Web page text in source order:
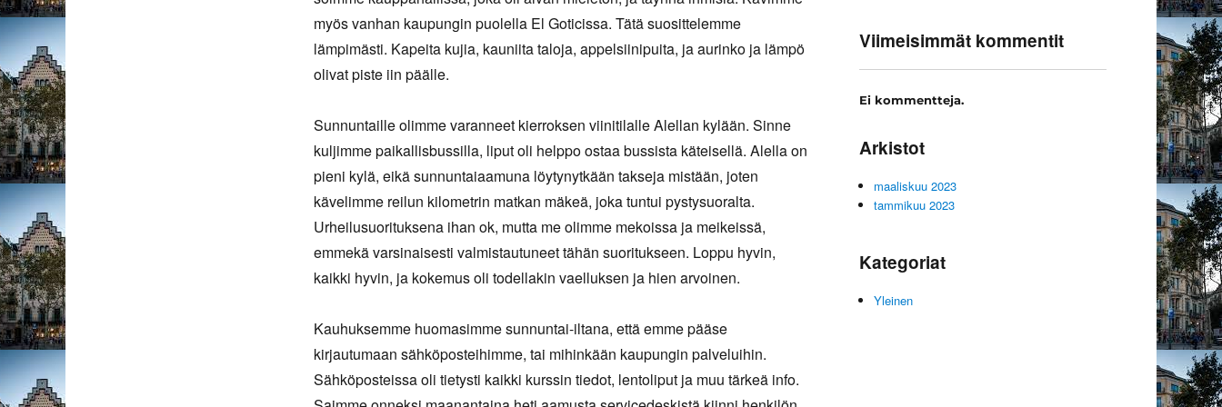
myös vanhan kaupungin puolella El Goticissa. Tätä suosittelemme
lämpimästi. Kapeita kujia, kauniita taloja, appelsiinipuita, ja aurinko ja lämpö
olivat piste iin päälle.
Sunnuntaille olimme varanneet kierroksen viinitilalle Alellan kylään. Sinne
kuljimme paikallisbussilla, liput oli helppo ostaa bussista käteisellä. Alella on
pieni kylä, eikä sunnuntaiaamuna löytynytkään takseja mistään, joten
kävelimme reilun kilometrin matkan mäkeä, joka tuntui pystysuoralta.
Urheilusuorituksena ihan ok, mutta me olimme mekoissa ja meikeissä,
emmekä varsinaisesti valmistautuneet tähän suoritukseen. Loppu hyvin,
kaikki hyvin, ja kokemus oli todellakin vaelluksen ja hien arvoinen.
Kauhuksemme huomasimme sunnuntai-iltana, että emme pääse
kirjautumaan sähköposteihimme, tai mihinkään kaupungin palveluihin.
Sähköposteissa oli tietysti kaikki kurssin tiedot, lentoliput ja muu tärkeä info.
Viimeisimmät kommentit
Ei kommentteja.
Arkistot
maaliskuu 2023
tammikuu 2023
Kategoriat
Yleinen